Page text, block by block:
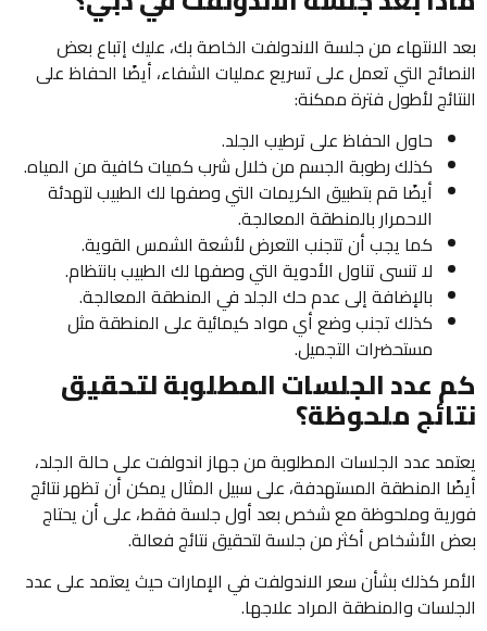
بعد الانتهاء من جلسة الاندولفت الخاصة بك، عليك إتباع بعض
النصائح التي تعمل على تسريع عمليات الشفاء، أيضًا الحفاظ على
النتائج لأطول فترة ممكنة:
حاول الحفاظ على ترطيب الجلد.
كذلك رطوبة الجسم من خلال شرب كميات كافية من المياه.
أيضًا قم بتطبيق الكريمات التي وصفها لك الطبيب لتهدئة
الاحمرار بالمنطقة المعالجة.
كما يجب أن تتجنب التعرض لأشعة الشمس القوية.
لا تنسى تناول الأدوية التي وصفها لك الطبيب بانتظام.
بالإضافة إلى عدم حك الجلد في المنطقة المعالجة.
كذلك تجنب وضع أي مواد كيمائية على المنطقة مثل
مستحضرات التجميل.
كم عدد الجلسات المطلوبة لتحقيق
نتائج ملحوظة؟
يعتمد عدد الجلسات المطلوبة من جهاز اندولفت على حالة الجلد،
أيضًا المنطقة المستهدفة، على سبيل المثال يمكن أن تظهر نتائج
فورية وملحوظة مع شخص بعد أول جلسة فقط، على أن يحتاج
بعض الأشخاص أكثر من جلسة لتحقيق نتائج فعالة.
الأمر كذلك بشأن سعر الاندولفت في الإمارات حيث يعتمد على عدد
الجلسات والمنطقة المراد علاجها.